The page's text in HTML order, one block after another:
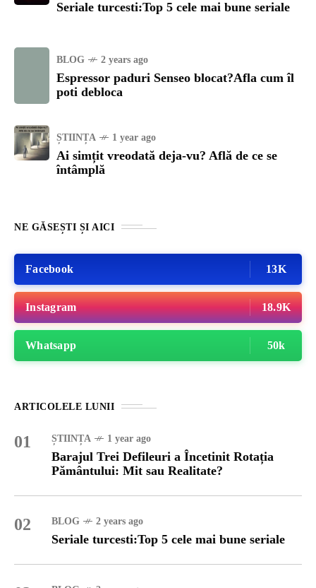
Seriale turcesti:Top 5 cele mai bune seriale
BLOG 2 years ago
Espressor paduri Senseo blocat?Afla cum îl
poti debloca
ȘTIINȚA 1 year ago
Ai simțit vreodată deja-vu? Află de ce se
întâmplă
NE GĂSEȘTI ȘI AICI
Facebook 13K
Instagram 18.9K
Whatsapp 50k
ARTICOLELE LUNII
01 ȘTIINȚA 1 year ago
Barajul Trei Defileuri a Încetinit Rotația
Pământului: Mit sau Realitate?
02 BLOG 2 years ago
Seriale turcesti:Top 5 cele mai bune seriale